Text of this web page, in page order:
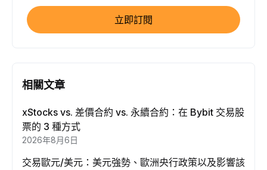
立即訂閱
相關文章
xStocks vs. 差價合約 vs. 永續合約：在 Bybit 交易股
票的 3 種方式
2026年8月6日
交易歐元/美元：美元強勢、歐洲央行政策以及影響該